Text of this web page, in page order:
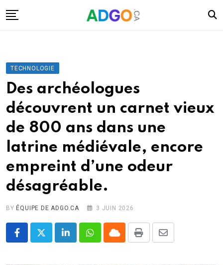
to
Santé
Énergie
Robots
Tech.
Militaire
Sciences
Culture
TECHNOLOGIE
Des archéologues
découvrent un carnet vieux
de 800 ans dans une
latrine médiévale, encore
empreint d’une odeur
désagréable.
BYÉQUIPE DE ADGO.CA 3 JUIN 2026
LinkedInWhatsappCloudPrint
Share